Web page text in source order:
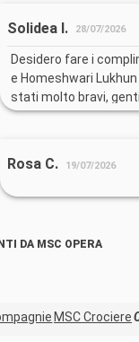
Solidea I. 28/07/2026
Desidero fare i
e Homeshwari
stati molto bravi,
tutta l'esperienza.
attenzione,
davvero piacevole.
Rosa C. 19/07/2026
DA MSC OPERA
MSC Crociere